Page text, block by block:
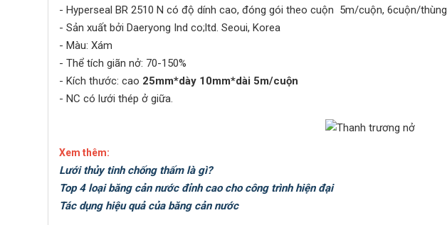
- Hyperseal BR 2510 N có độ dính cao, đóng gói theo cuộn 5m/cuộn, 6cuộn/thùng
- Sản xuất bởi Daeryong Ind co;ltd. Seoui, Korea
- Màu: Xám
- Thể tích giãn nở: 70-150%
- Kích thước: cao 25mm*dày 10mm*dài 5m/cuộn
- NC có lưới thép ở giữa.
Xem thêm:
Lưới thủy tinh chống thấm là gì?
Top 4 loại băng cản nước đỉnh cao cho công trình hiện đại
Tác dụng hiệu quả của băng cản nước​